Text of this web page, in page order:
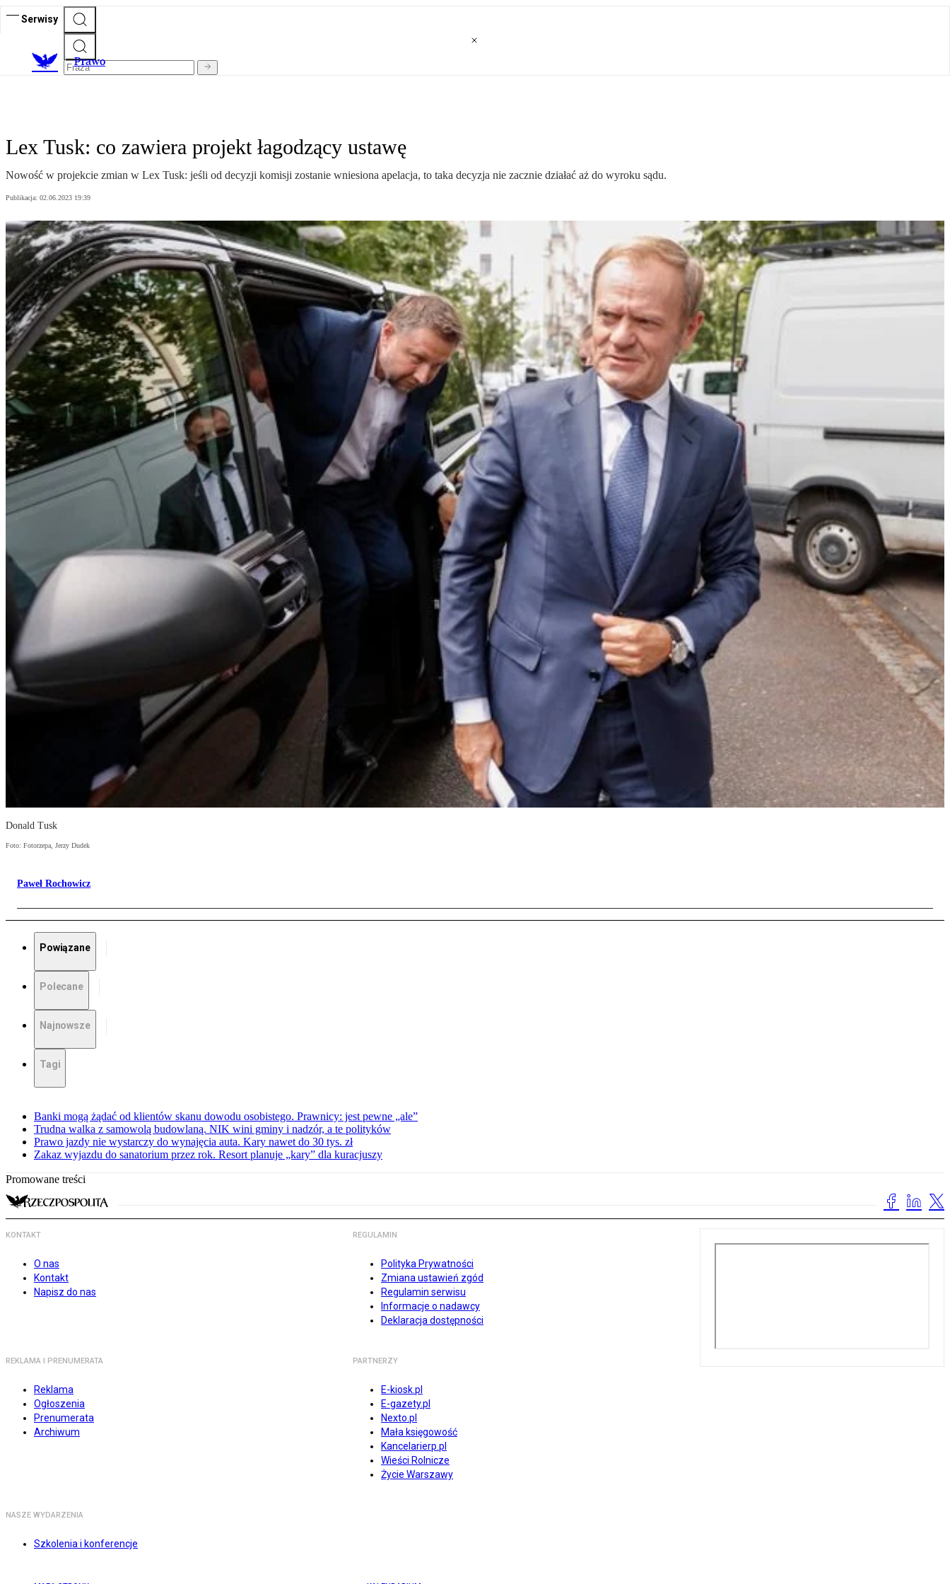
Serwisy
Prawo
Lex Tusk: co zawiera projekt łagodzący ustawę
Nowość w projekcie zmian w Lex Tusk: jeśli od decyzji komisji zostanie wniesiona apelacja, to taka decyzja nie zacznie działać aż do wyroku sądu.
Publikacja: 02.06.2023 19:39
Donald Tusk
Foto: Fotorzepa, Jerzy Dudek
Paweł Rochowicz
Powiązane
Polecane
Najnowsze
Tagi
Banki mogą żądać od klientów skanu dowodu osobistego. Prawnicy: jest pewne „ale”
Trudna walka z samowolą budowlaną. NIK wini gminy i nadzór, a te polityków
Prawo jazdy nie wystarczy do wynajęcia auta. Kary nawet do 30 tys. zł
Zakaz wyjazdu do sanatorium przez rok. Resort planuje „kary” dla kuracjuszy
Promowane treści
KONTAKT
O nas
Kontakt
Napisz do nas
REGULAMIN
Polityka Prywatności
Zmiana ustawień zgód
Regulamin serwisu
Informacje o nadawcy
Deklaracja dostępności
REKLAMA I PRENUMERATA
Reklama
Ogłoszenia
Prenumerata
Archiwum
PARTNERZY
E-kiosk.pl
E-gazety.pl
Nexto.pl
Mała księgowość
Kancelarierp.pl
Wieści Rolnicze
Życie Warszawy
NASZE WYDARZENIA
Szkolenia i konferencje